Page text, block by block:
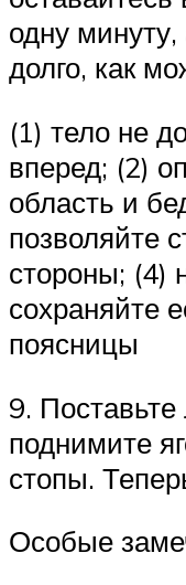
одну
долго, как
(1) тело не
вперед; (2)
область и
позволяйте
стороны; (4)
сохраняйте
поясницы
9.
поднимите
стопы.
Особые